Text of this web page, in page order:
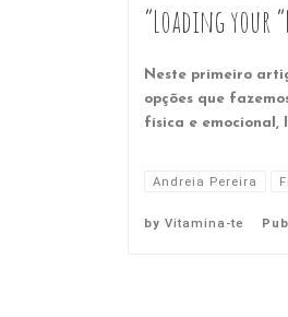
“Loading your
Neste primeiro
opções que
física e emocional,
Andreia Pereira
by Vitamina-te